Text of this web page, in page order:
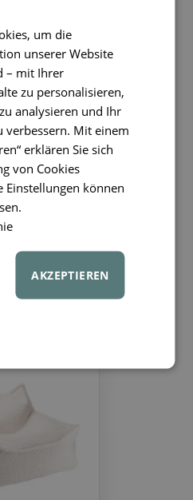
TEX®
Sitzsack
- Brown
184 €
um die
unserer Website
– mit Ihrer
zu personalisieren,
analysieren und Ihr
verbessern. Mit einem
erklären Sie sich
von Cookies
Einstellungen können
AKZEPTIEREN